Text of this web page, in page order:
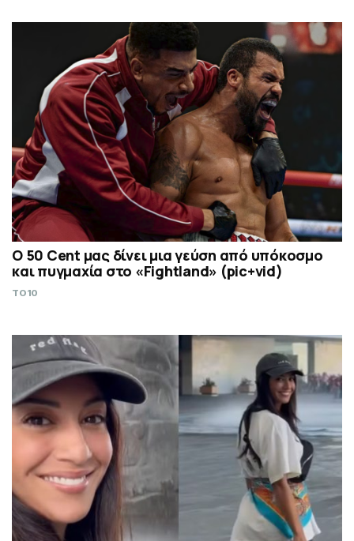
Ο 50 Cent μας δίνει μια γεύση από υπόκοσμο
και πυγμαχία στο «Fightland» (pic+vid)
TO10